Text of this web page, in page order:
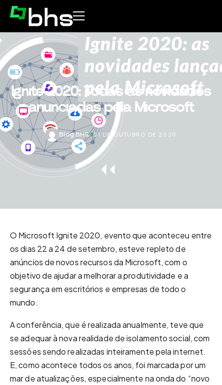
Ignite 2020: Todas as novidades
anunciadas pela Microsoft
Blog BHS•01 DE OUTUBRO DE 2020
O Microsoft Ignite 2020, evento que aconteceu entre
os dias 22 a 24 de setembro, esteve repleto de
anúncios de novos recursos da Microsoft, com o
objetivo de ajudar a melhorar a produtividade e a
segurança em escritórios e empresas de todo o
mundo.
A conferência, que é realizada anualmente, teve que
se adequar à nova realidade de isolamento social, com
sessões sendo realizadas inteiramente pela internet.
E, como acontece todos os anos, foi marcada por um
mar de atualizações, especialmente na onda do “novo